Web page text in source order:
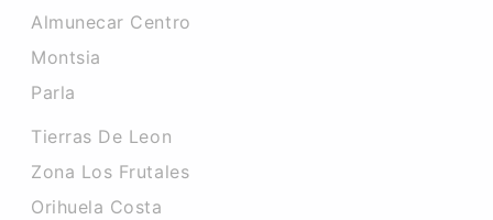
Almunecar Centro
Montsia
Parla
Tierras De Leon
Zona Los Frutales
Orihuela Costa